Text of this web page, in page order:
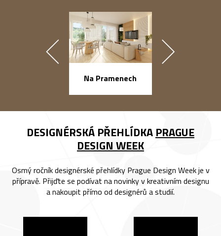
Na Pramenech
DESIGNÉRSKÁ PŘEHLÍDKA PRAGUE
DESIGN WEEK
Osmý ročník designérské přehlídky Prague Design Week je v
přípravě. Přijďte se podívat na novinky v kreativním designu
a nakoupit přímo od designérů a studií.